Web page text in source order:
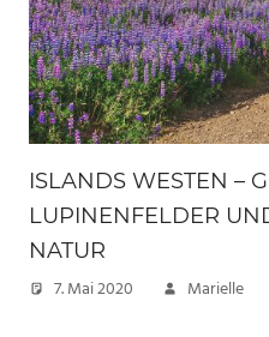
ISLANDS WESTEN –
LUPINENFELDER
NATUR
7. Mai 2020 Marielle